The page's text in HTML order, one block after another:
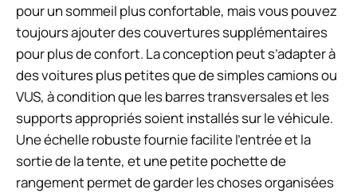
pour un sommeil plus confortable, mais vous pouvez
toujours ajouter des couvertures supplémentaires
pour plus de confort. La conception peut s’adapter à
des voitures plus petites que de simples camions ou
VUS, à condition que les barres transversales et les
supports appropriés soient installés sur le véhicule.
Une échelle robuste fournie facilite l’entrée et la
sortie de la tente, et une petite pochette de
rangement permet de garder les choses organisées